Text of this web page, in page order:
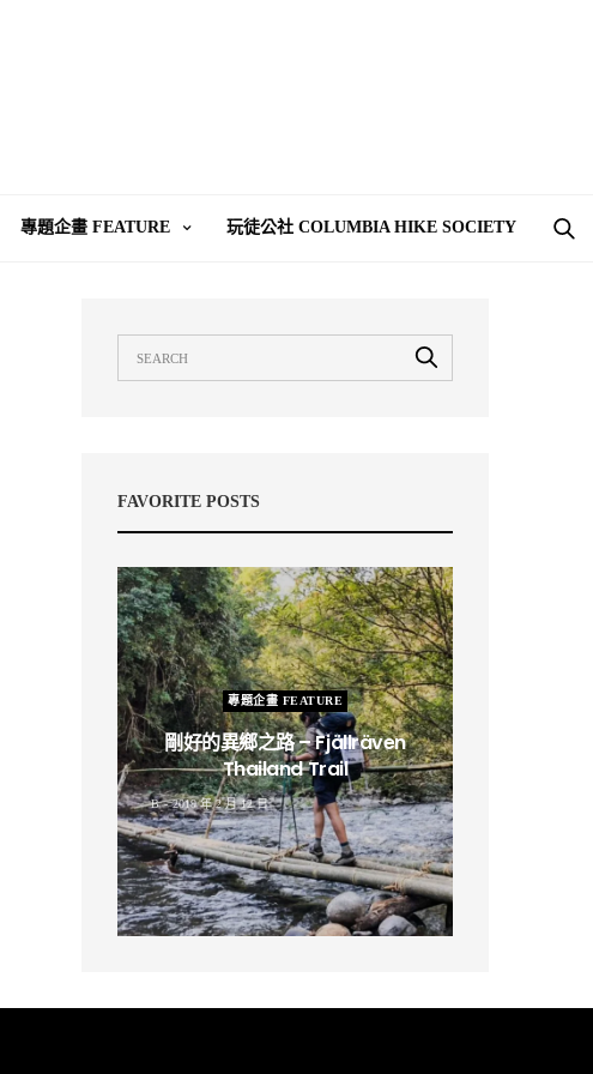
專題企畫 FEATURE 玩徒公社 COLUMBIA HIKE SOCIETY
FAVORITE POSTS
專題企畫 FEATURE
剛好的異鄉之路 – Fjällräven
Thailand Trail
B 2019 年 2 月 12 日